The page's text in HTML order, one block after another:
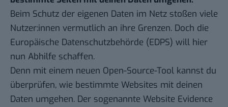
Beim Schutz der eigenen Daten im Netz stoßen viele
Nutzer:innen vermutlich an ihre Grenzen. Doch die
Europäische Datenschutzbehörde (EDPS) will hier
nun Abhilfe schaffen.
Denn mit einem neuen Open-Source-Tool kannst du
überprüfen, wie bestimmte Websites mit deinen
Daten umgehen. Der sogenannte Website Evidence